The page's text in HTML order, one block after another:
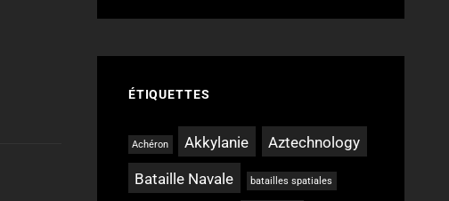
ÉTIQUETTES
Achéron Akkylanie Aztechnology
Bataille Navale batailles spatiales